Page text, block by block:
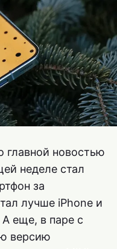
главной новостью
неделе стал
за
лучше iPhone и
А еще, в паре с
версию